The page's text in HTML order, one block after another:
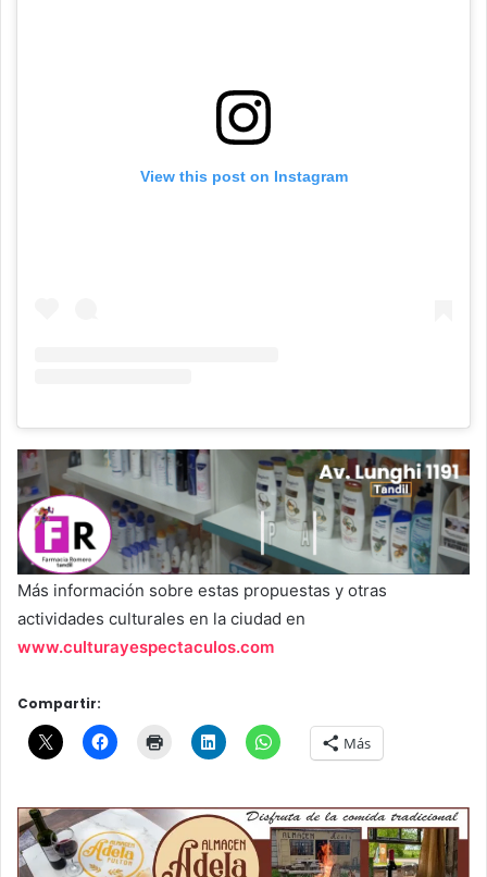
View this post on Instagram
Más información sobre estas propuestas y otras
actividades culturales en la ciudad en
www.culturayespectaculos.com
Compartir:
Más